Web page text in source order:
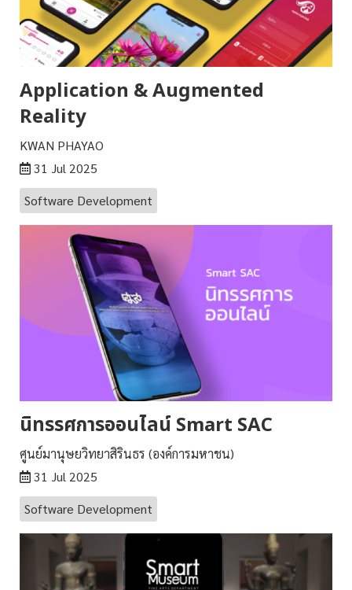
Application & Augmented
Reality
KWAN PHAYAO
31 Jul 2025
Software Development
นิทรรศการออนไลน์ Smart SAC
ศูนย์มานุษยวิทยาสิรินธร (องค์การมหาชน)
31 Jul 2025
Software Development